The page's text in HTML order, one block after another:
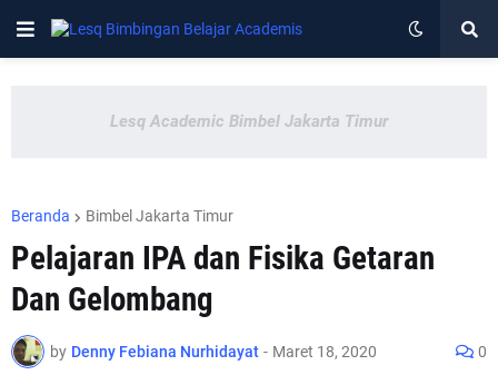
Lesq Academic Bimbel Jakarta Timur
Beranda Bimbel Jakarta Timur
Pelajaran IPA dan Fisika Getaran
Dan Gelombang
by Denny Febiana Nurhidayat - Maret 18, 2020 0